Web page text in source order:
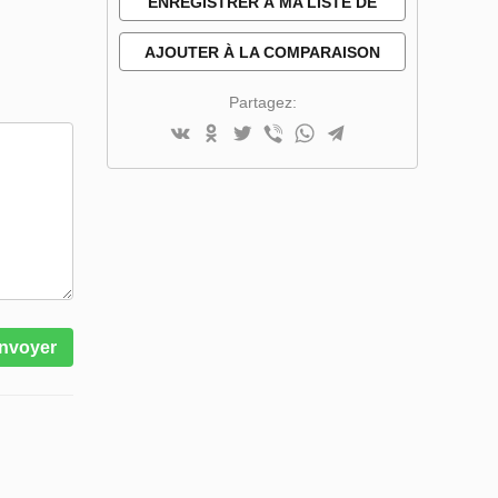
SOUHAITS
AJOUTER À LA COMPARAISON
Partagez: